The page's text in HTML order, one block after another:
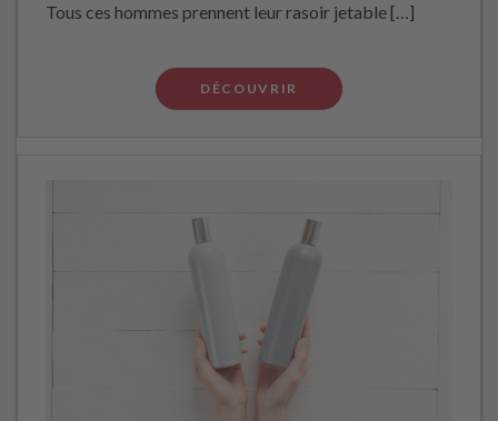
Tous ces hommes prennent leur rasoir jetable […]
DÉCOUVRIR